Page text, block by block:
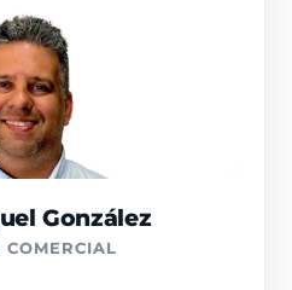
González
COMERCIAL